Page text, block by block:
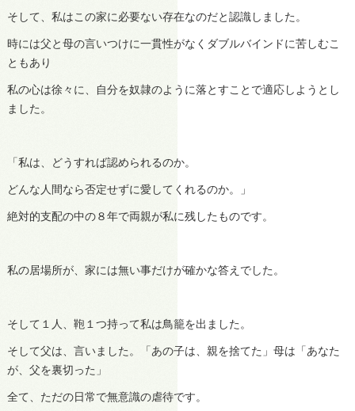
そして、私はこの家に必要ない存在なのだと認識しました。
時には父と母の言いつけに一貫性がなくダブルバインドに苦しむこ
ともあり
私の心は徐々に、自分を奴隷のように落とすことで適応しようとし
ました。
「私は、どうすれば認められるのか。
どんな人間なら否定せずに愛してくれるのか。」
絶対的支配の中の８年で両親が私に残したものです。
私の居場所が、家には無い事だけが確かな答えでした。
そして１人、鞄１つ持って私は鳥籠を出ました。
そして父は、言いました。「あの子は、親を捨てた」母は「あなた
が、父を裏切った」
全て、ただの日常で無意識の虐待です。